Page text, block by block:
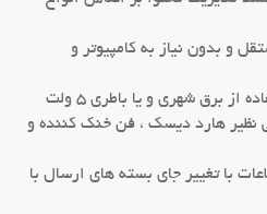
و بدون نیاز به کامپیوتر و
از برق شهری و یا باطری 5 ولت
نظیر هارد دیسک ، فن خنک کننده و
با تغییر جای بسته های ارسال با